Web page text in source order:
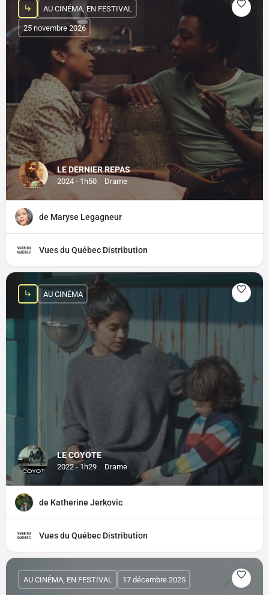
LE DERNIER REPAS
2024 - 1h50 Drame
AU CINÉMA, EN FESTIVAL
25 novembre 2026
de Maryse Legagneur
Vues du Québec Distribution
LE COYOTE
2022 - 1h29 Drame
AU CINÉMA
de Katherine Jerkovic
Vues du Québec Distribution
AU CINÉMA, EN FESTIVAL 17 décembre 2025